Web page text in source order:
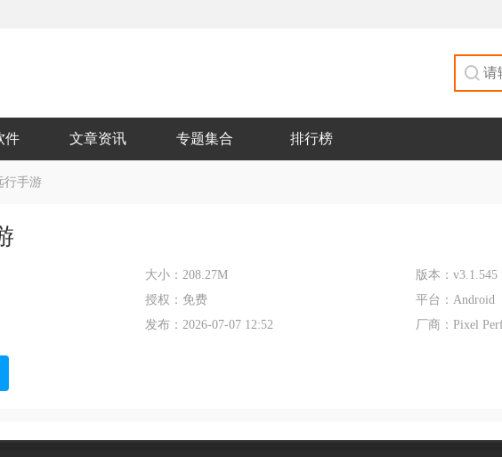
件 文章资讯 专题集合 排行榜
行手游
大小：208.27M 版本： v3.1.545
授权： 免费 平台： Android
发布：2026-07-07 12:52 厂商： Pixel